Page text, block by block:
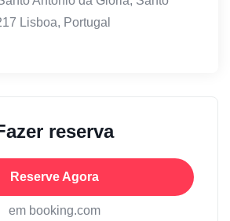
Lisboa, Portugal
reserva
Reserve Agora
em booking.com